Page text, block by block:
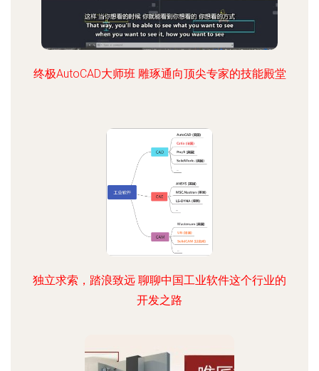
终极AutoCAD大师班 雕琢通向顶尖专家的技能殿堂
独立求索，踏浪致远 聊聊中国工业软件这个行业的
开发之路